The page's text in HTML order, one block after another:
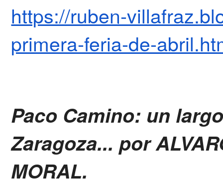
https://ruben-
primera-feria-de-
Paco Camino: un
Zaragoza... por
MORAL.